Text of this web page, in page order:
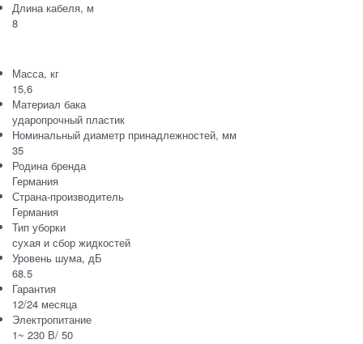
Длина кабеля, м
8
Масса, кг
15,6
Материал бака
ударопрочный пластик
Номинальный диаметр принадлежностей, мм
35
Родина бренда
Германия
Страна-производитель
Германия
Тип уборки
сухая и сбор жидкостей
Уровень шума, дБ
68.5
Гарантия
12/24 месяца
Электропитание
1~ 230 В/ 50